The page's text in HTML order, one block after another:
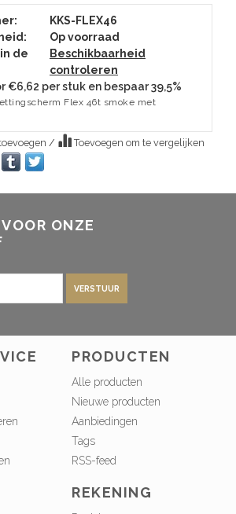
KKS-FLEX46
Op voorraad
de
Beschikbaarheid
controleren
€6,62 per stuk en bespaar 39,5%
Flex 46t smoke met
/ Toevoegen om te vergelijken
ONZE
VERSTUUR
PRODUCTEN
Alle producten
Nieuwe producten
Aanbiedingen
Tags
RSS-feed
REKENING